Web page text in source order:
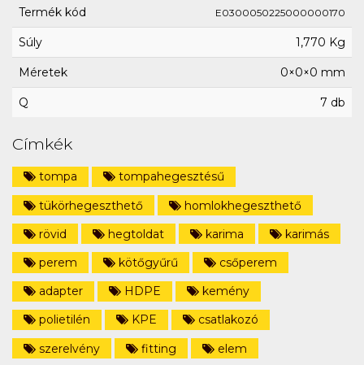
Termék kód E0300050225000000170
Súly 1,770 Kg
Méretek 0×0×0 mm
Q 7 db
Címkék
tompa
tompahegesztésű
tükörhegeszthető
homlokhegeszthető
rövid
hegtoldat karima
karimás
perem
kötőgyűrű
csőperem
adapter
HDPE
kemény
polietilén
KPE
csatlakozó
szerelvény
fitting
elem